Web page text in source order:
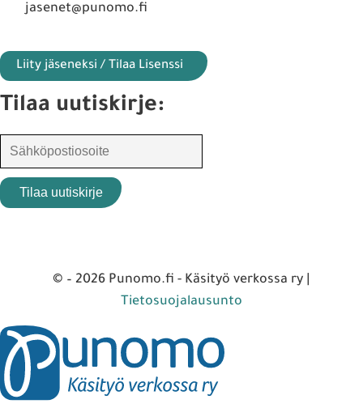
jasenet@punomo.fi
Liity jäseneksi / Tilaa Lisenssi
Tilaa uutiskirje:
© – 2026 Punomo.fi - Käsityö verkossa ry |
Tietosuojalausunto